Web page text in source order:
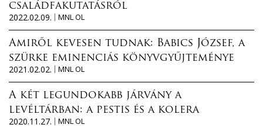
családfakutatásról
2022.02.09.
MNL OL
Amiről kevesen tudnak: Babics József, a
szürke eminenciás könyvgyűjteménye
2021.02.02.
MNL OL
A két legundokabb járvány a
levéltárban: a pestis és a kolera
2020.11.27.
MNL OL